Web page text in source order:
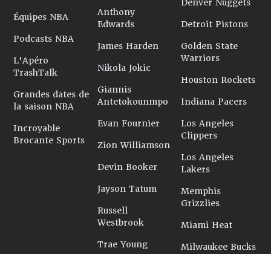
Équipes NBA
Podcasts NBA
L'Apéro
TrashTalk
Grandes dates de
la saison NBA
Incroyable
Brocante Sports
Anthony
Edwards
James Harden
Nikola Jokic
Giannis
Antetokounmpo
Evan Fournier
Zion Williamson
Devin Booker
Jayson Tatum
Russell
Westbrook
Trae Young
Denver Nuggets
Detroit Pistons
Golden State
Warriors
Houston Rockets
Indiana Pacers
Los Angeles
Clippers
Los Angeles
Lakers
Memphis
Grizzlies
Miami Heat
Milwaukee Bucks